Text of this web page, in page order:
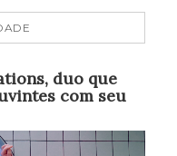
duo que
com seu